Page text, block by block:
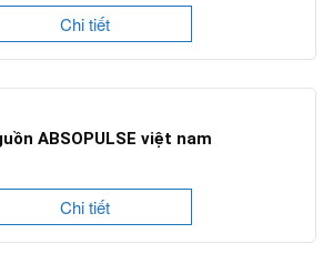
Chi tiết
ABSOPULSE việt nam
Chi tiết